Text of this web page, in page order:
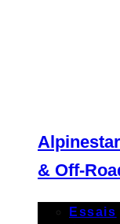
& Off-
Essais